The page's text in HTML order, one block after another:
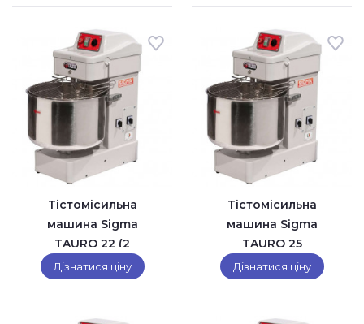
Тістомісильна
машина Sigma
TAURO 22 (2
швидкості)
Дізнатися ціну
Тістомісильна
машина Sigma
TAURO 25
Дізнатися ціну